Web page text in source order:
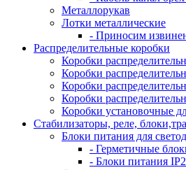
Металлорукав
Лотки металлические
- Приносим
Распределительные коробки
Коробки
Коробки
Коробки
Коробки
Коробки установочные
Стабилизаторы, реле,
Блоки питания для
- Герметичные
- Блоки питания